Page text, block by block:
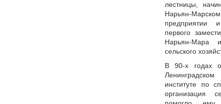
лестницы,
Нарьян-
предприятии
первого
Нарьян-Мара
сельского
В 90-х годах
институте по
организация